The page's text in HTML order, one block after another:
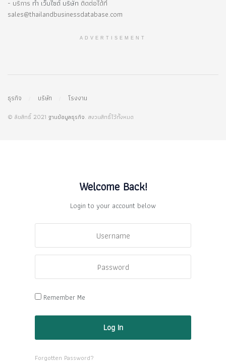
- บริการ ทำ เว็บไซต์ บริษัท ติดต่อได้ที่
sales@thailandbusinessdatabase.com
ADVERTISEMENT
ธุรกิจ บริษัท โรงงาน
© ลิขสิทธิ์ 2021 ฐานข้อมูลธุรกิจ. สงวนสิทธิ์ไว้ทั้งหมด
Welcome Back!
Login to your account below
Remember Me
Forgotten Password?